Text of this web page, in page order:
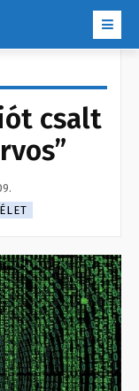
csalt